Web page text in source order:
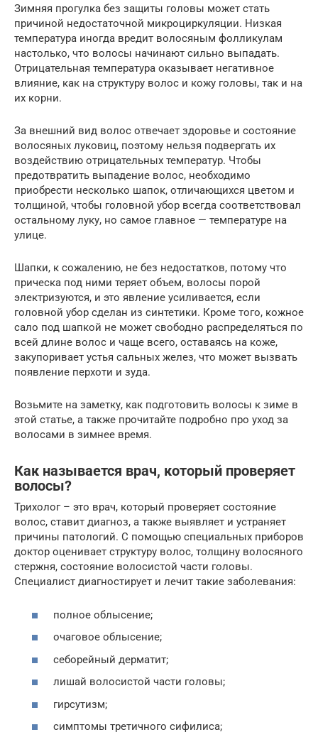
Зимняя прогулка без защиты головы может стать
причиной недостаточной микроциркуляции. Низкая
температура иногда вредит волосяным фолликулам
настолько, что волосы начинают сильно выпадать.
Отрицательная температура оказывает негативное
влияние, как на структуру волос и кожу головы, так и на
их корни.
За внешний вид волос отвечает здоровье и состояние
волосяных луковиц, поэтому нельзя подвергать их
воздействию отрицательных температур. Чтобы
предотвратить выпадение волос, необходимо
приобрести несколько шапок, отличающихся цветом и
толщиной, чтобы головной убор всегда соответствовал
остальному луку, но самое главное — температуре на
улице.
Шапки, к сожалению, не без недостатков, потому что
прическа под ними теряет объем, волосы порой
электризуются, и это явление усиливается, если
головной убор сделан из синтетики. Кроме того, кожное
сало под шапкой не может свободно распределяться по
всей длине волос и чаще всего, оставаясь на коже,
закупоривает устья сальных желез, что может вызвать
появление перхоти и зуда.
Возьмите на заметку, как подготовить волосы к зиме в
этой статье, а также прочитайте подробно про уход за
волосами в зимнее время.
Как называется врач, который проверяет
волосы?
Трихолог – это врач, который проверяет состояние
волос, ставит диагноз, а также выявляет и устраняет
причины патологий. С помощью специальных приборов
доктор оценивает структуру волос, толщину волосяного
стержня, состояние волосистой части головы.
Специалист диагностирует и лечит такие заболевания:
полное облысение;
очаговое облысение;
себорейный дерматит;
лишай волосистой части головы;
гирсутизм;
симптомы третичного сифилиса;